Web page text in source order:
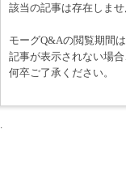
該当の記事は存在しませ
モーグQ&Aの閲覧期間
記事が表示されない場
何卒ご了承ください。